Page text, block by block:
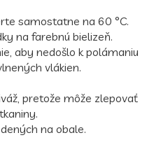
samostatne na 60 °C.
na farebnú bielizeň.
aby nedošlo k polámaniu
vlákien.
pretože môže zlepovať
na obale.